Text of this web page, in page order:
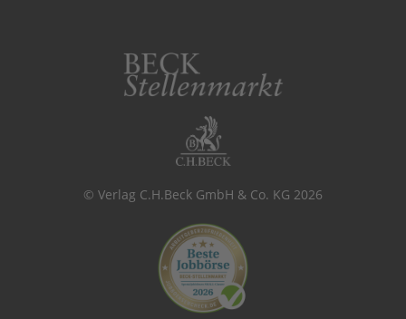
© Verlag C.H.Beck GmbH & Co. KG 2026